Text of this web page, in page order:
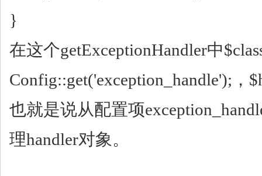
}
在这个getExceptionHandler中
Config::get('exception_handle');，
也就是说从配置项
理handler对象。